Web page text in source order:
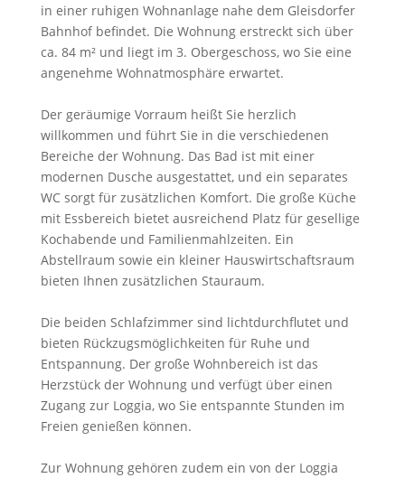
in einer ruhigen Wohnanlage nahe dem Gleisdorfer
Bahnhof befindet. Die Wohnung erstreckt sich über
ca. 84 m² und liegt im 3. Obergeschoss, wo Sie eine
angenehme Wohnatmosphäre erwartet.
Der geräumige Vorraum heißt Sie herzlich
willkommen und führt Sie in die verschiedenen
Bereiche der Wohnung. Das Bad ist mit einer
modernen Dusche ausgestattet, und ein separates
WC sorgt für zusätzlichen Komfort. Die große Küche
mit Essbereich bietet ausreichend Platz für gesellige
Kochabende und Familienmahlzeiten. Ein
Abstellraum sowie ein kleiner Hauswirtschaftsraum
bieten Ihnen zusätzlichen Stauraum.
Die beiden Schlafzimmer sind lichtdurchflutet und
bieten Rückzugsmöglichkeiten für Ruhe und
Entspannung. Der große Wohnbereich ist das
Herzstück der Wohnung und verfügt über einen
Zugang zur Loggia, wo Sie entspannte Stunden im
Freien genießen können.
Zur Wohnung gehören zudem ein von der Loggia